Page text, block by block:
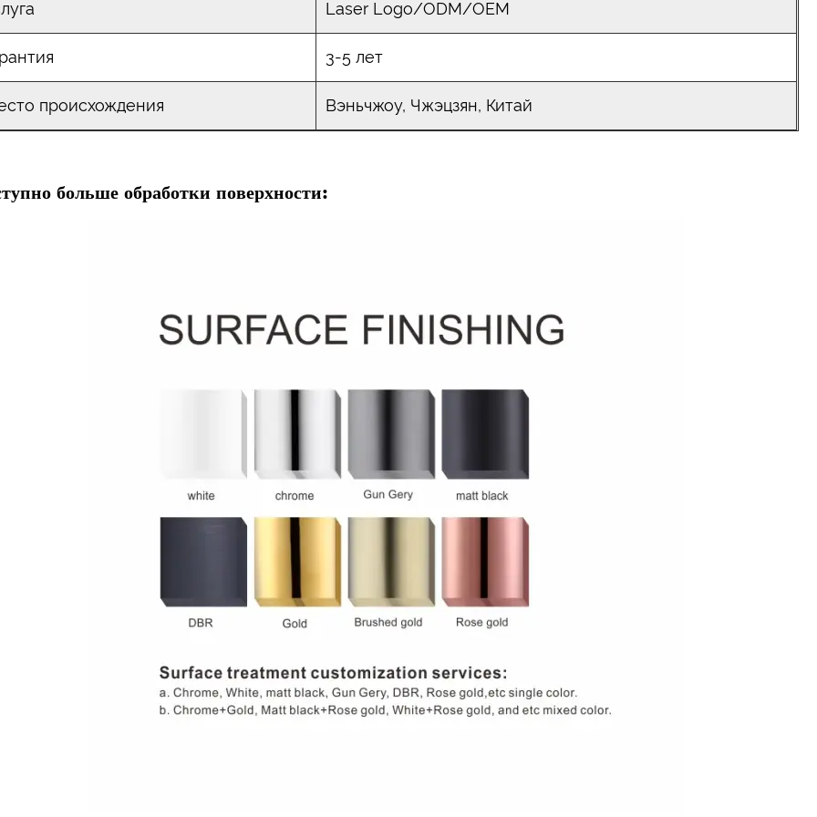
Laser Logo/ODM/OEM
3-5 лет
происхождения Вэньчжоу, Чжэцзян, Китай
больше обработки поверхности: